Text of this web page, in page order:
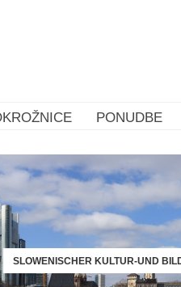
PONUDBE
SLOWENISCHER KULTUR-UND